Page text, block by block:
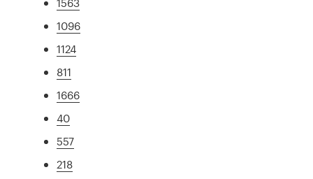
1096
1124
811
1666
40
557
218